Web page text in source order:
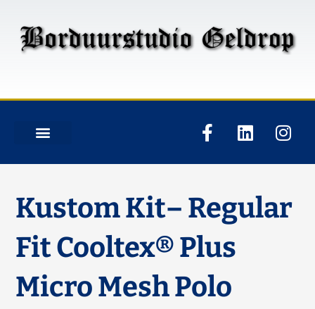
Kustom Kit– Regular
Fit Cooltex® Plus
Micro Mesh Polo